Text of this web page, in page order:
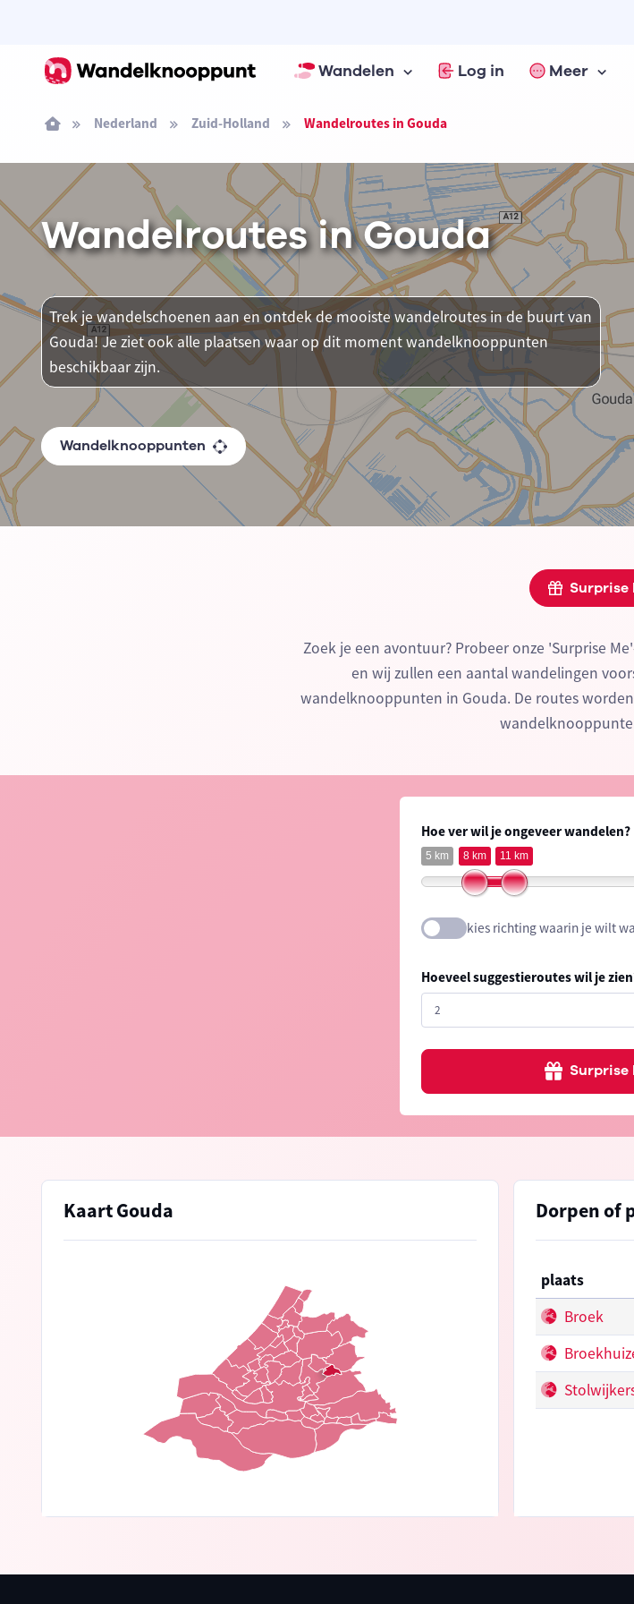
Wandelen Log in Meer
Nederland Zuid-Holland Wandelroutes in Gouda
Wandelroutes in Gouda
Trek je wandelschoenen aan en ontdek de mooiste wandelroutes in de buurt van
Gouda! Je ziet ook alle plaatsen waar op dit moment wandelknooppunten
beschikbaar zijn.
Wandelknooppunten
Surprise
Zoek je een avontuur? Probeer onze 'Surprise
en wij zullen een aantal wandelingen
wandelknooppunten in Gouda. De routes
Hoe ver wil je ongeveer wandelen?
5 km 8 km 11 km
kies richting waarin je wilt
Hoeveel suggestieroutes wil je
Surprise
Kaart Gouda Dorpen of
plaats
Broek